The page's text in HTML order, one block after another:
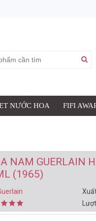
NƯỚC HOA FIFI
NAM GUERLAIN
(1965)